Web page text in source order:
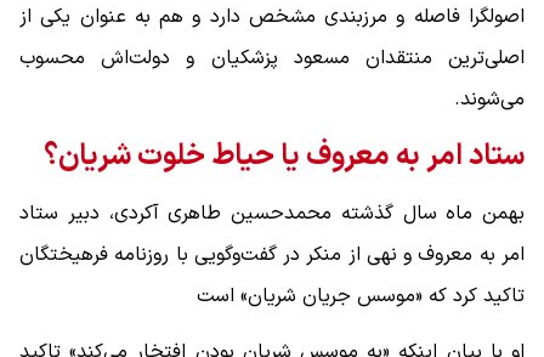
اصولگرا فاصله و مرزبندی مشخص دارد و هم به عنوان یکی از
اصلی‌ترین منتقدان مسعود پزشکیان و دولت‌اش محسوب
می‌شوند.
ستاد امر به معروف یا حیاط خلوت شریان؟
بهمن ماه سال گذشته محمدحسین طاهری آکردی، دبیر ستاد
امر به معروف و نهی از منکر در گفت‌وگویی با روزنامه فرهیختگان
تاکید کرد که «موسس جریان شریان» است